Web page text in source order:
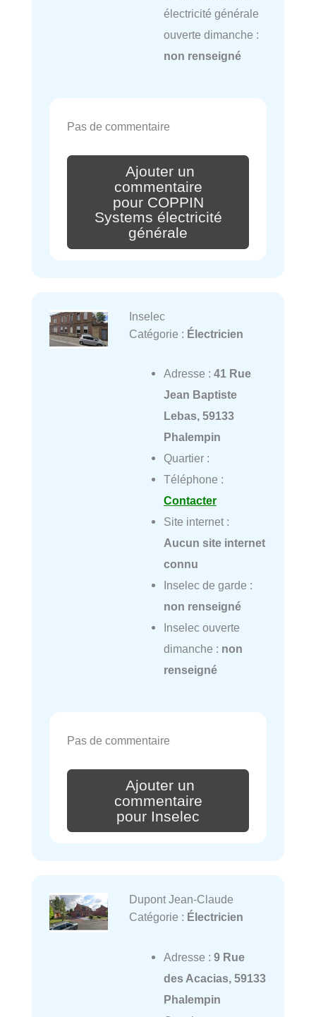
électricité générale
ouverte dimanche :
non renseigné
Pas de commentaire
Ajouter un
commentaire
pour COPPIN
Systems électricité
générale
Inselec
Catégorie : Électricien
Adresse : 41 Rue
Jean Baptiste
Lebas, 59133
Phalempin
Quartier :
Téléphone :
Contacter
Site internet :
Aucun site internet
connu
Inselec de garde :
non renseigné
Inselec ouverte
dimanche : non
renseigné
Pas de commentaire
Ajouter un
commentaire
pour Inselec
Dupont Jean-Claude
Catégorie : Électricien
Adresse : 9 Rue
des Acacias, 59133
Phalempin